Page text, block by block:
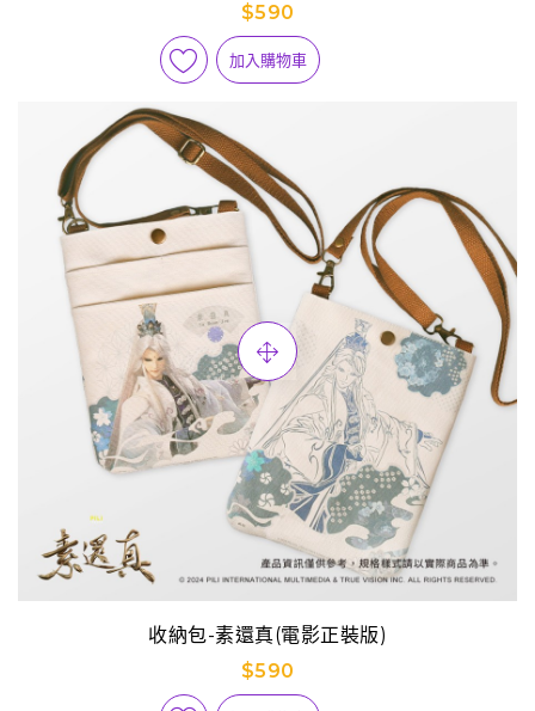
$590
加入購物車
收納包-素還真(電影正裝版)
$590